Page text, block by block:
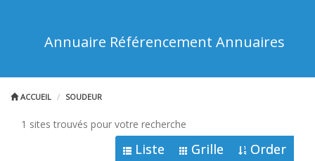
Annuaire Référencement Annuaires
ACCUEIL SOUDEUR
1 sites trouvés pour votre recherche
Liste Grille Order